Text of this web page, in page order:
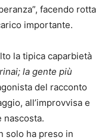
facendo rotta
importante.
la tipica caparbietà
la gente più
del racconto
all’improvvisa e
nascosta.
solo ha preso in